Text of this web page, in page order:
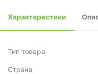
Характеристики
Тип товара
Страна